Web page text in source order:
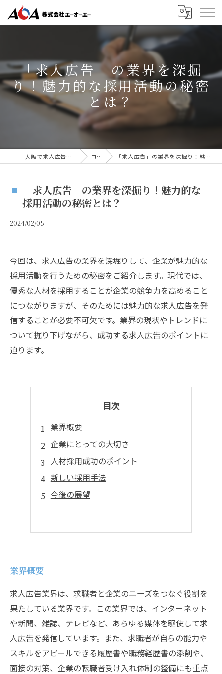
「求人広告」の業界を深掘
り！魅力的な採用活動の秘密
とは？
大阪で求人広告なら株式会社AOA コラム 「求人広告」の業界を深掘り！魅力的な採用活動の秘密とは？
「求人広告」の業界を深掘り！魅力的な
採用活動の秘密とは？
2024/02/05
今回は、求人広告の業界を深堀りして、企業が魅力的な
採用活動を行うための秘密をご紹介します。現代では、
優秀な人材を採用することが企業の競争力を高めること
につながりますが、そのためには魅力的な求人広告を発
信することが必要不可欠です。業界の現状やトレンドに
ついて掘り下げながら、成功する求人広告のポイントに
迫ります。
目次
業界概要
企業にとっての大切さ
人材採用成功のポイント
新しい採用手法
今後の展望
業界概要
求人広告業界は、求職者と企業のニーズをつなぐ役割を
果たしている業界です。この業界では、インターネット
や新聞、雑誌、テレビなど、あらゆる媒体を駆使して求
人広告を発信しています。また、求職者が自らの能力や
スキルをアピールできる履歴書や職務経歴書の添削や、
面接の対策、企業の転職者受け入れ体制の整備にも重点